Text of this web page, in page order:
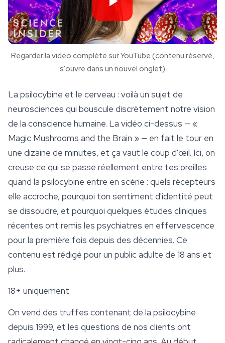
Regarder la vidéo complète sur YouTube (contenu réservé,
s'ouvre dans un nouvel onglet)
La psilocybine et le cerveau : voilà un sujet de
neurosciences qui bouscule discrètement notre vision
de la conscience humaine. La vidéo ci-dessus — «
Magic Mushrooms and the Brain » — en fait le tour en
une dizaine de minutes, et ça vaut le coup d'œil. Ici, on
creuse ce qui se passe réellement entre tes oreilles
quand la psilocybine entre en scène : quels récepteurs
elle accroche, pourquoi ton sentiment d'identité peut
se dissoudre, et pourquoi quelques études cliniques
récentes ont remis les psychiatres en effervescence
pour la première fois depuis des décennies. Ce
contenu est rédigé pour un public adulte de 18 ans et
plus.
18+ uniquement
On vend des truffes contenant de la psilocybine
depuis 1999, et les questions de nos clients ont